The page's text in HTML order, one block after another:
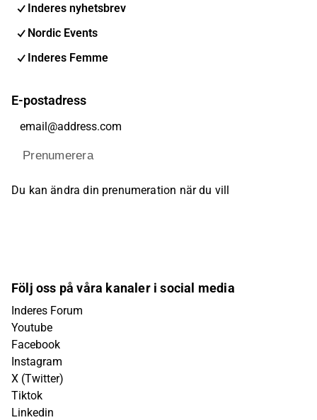
Inderes nyhetsbrev
Nordic Events
Inderes Femme
E-postadress
Prenumerera
Du kan ändra din prenumeration när du vill
Följ oss på våra kanaler i social media
Inderes Forum
Youtube
Facebook
Instagram
X (Twitter)
Tiktok
Linkedin